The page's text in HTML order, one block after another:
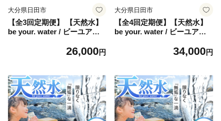
大分県日田市
【全3回定期便】 【天然水】
be your. water / ビーユアウ
みず 備蓄 防災 天然水 日田
26,000円
大分県日田市
【全4回定期便】【天然水】
be your. water / ビーユアウ
みず 備蓄 防災 天然水 日田
34,000円